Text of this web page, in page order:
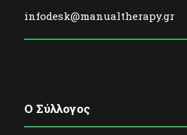
infodesk@manualtherapy.gr
O Σύλλογος